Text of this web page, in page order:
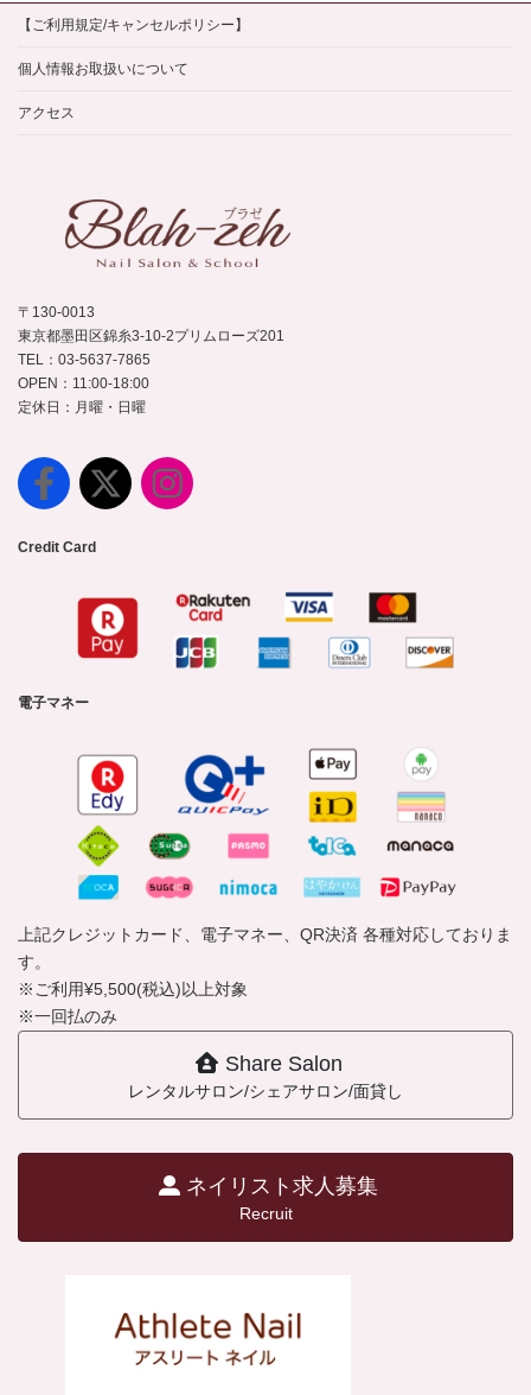
イ
ブ
【ご利用規定/キャンセルポリシー】
個人情報お取扱いについて
アクセス
〒130-0013
東京都墨田区錦糸3-10-2プリムローズ201
TEL：03-5637-7865
OPEN：11:00-18:00
定休日：月曜・日曜
Credit Card
電子マネー
上記クレジットカード、電子マネー、QR決済 各種対応しておりま
す。
※ご利用¥5,500(税込)以上対象
※一回払のみ
Share Salon
レンタルサロン/シェアサロン/面貸し
ネイリスト求人募集
Recruit